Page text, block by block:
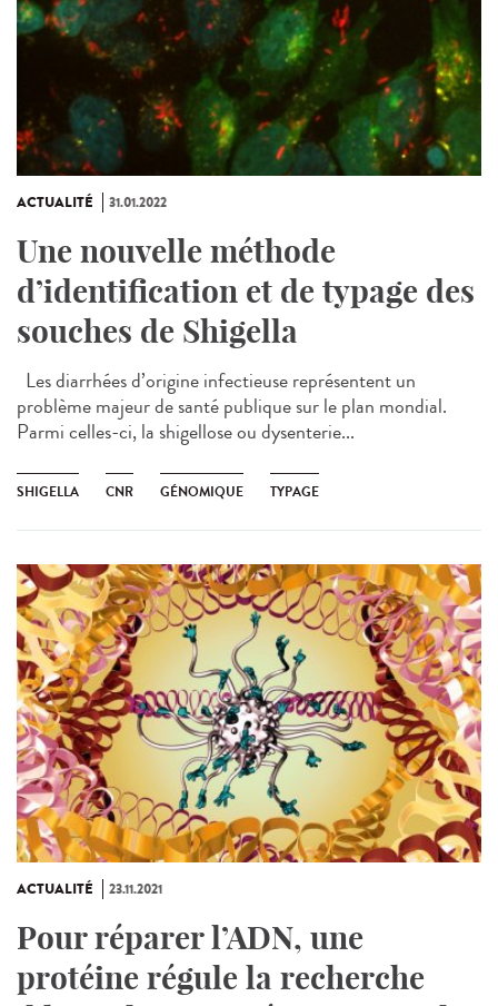
ACTUALITÉ 31.01.2022
Une nouvelle méthode
d’identification et de typage des
souches de Shigella
Les diarrhées d’origine infectieuse représentent un
problème majeur de santé publique sur le plan mondial.
Parmi celles-ci, la shigellose ou dysenterie...
SHIGELLA CNR GÉNOMIQUE TYPAGE
ACTUALITÉ 23.11.2021
Pour réparer l’ADN, une
protéine régule la recherche